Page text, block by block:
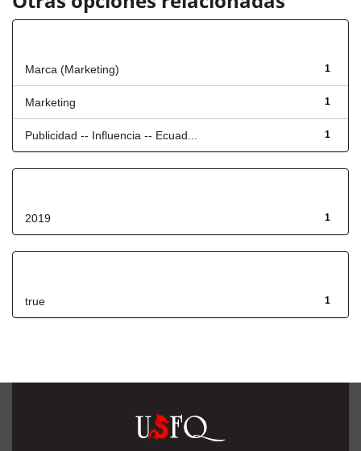
1
Marca (Marketing)
1
Marketing
1
Publicidad -- Influencia -- Ecuad...
1
2019
1
true